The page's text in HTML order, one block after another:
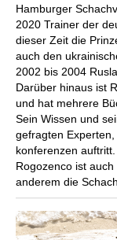
Hamburger
2020 Trainer der
dieser Zeit die
auch den
2002 bis 2004
Darüber hinaus ist
und hat mehrere
Sein Wissen und
gefragten
konferenzen auftritt.
Rogozenco ist
anderem die